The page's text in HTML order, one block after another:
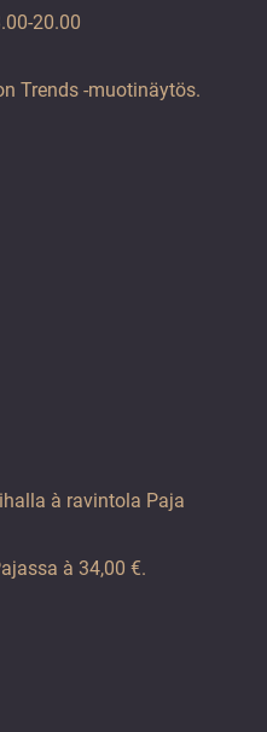
20.00
Trends -muotinäytös.
à ravintola Paja
à 34,00 €.